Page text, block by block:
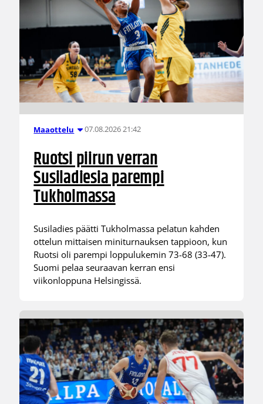
Maaottelu 07.08.2026 21:42
Ruotsi piirun verran
Susiladiesia parempi
Tukholmassa
Susiladies päätti Tukholmassa pelatun kahden
ottelun mittaisen miniturnauksen tappioon, kun
Ruotsi oli parempi loppulukemin 73-68 (33-47).
Suomi pelaa seuraavan kerran ensi
viikonloppuna Helsingissä.